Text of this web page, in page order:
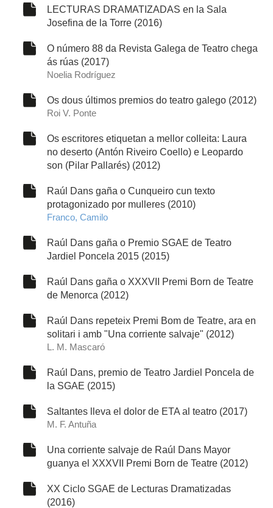
LECTURAS DRAMATIZADAS en la Sala
Josefina de la Torre (2016)
O número 88 da Revista Galega de Teatro chega
ás rúas (2017)
Noelia Rodríguez
Os dous últimos premios do teatro galego (2012)
Roi V. Ponte
Os escritores etiquetan a mellor colleita: Laura
no deserto (Antón Riveiro Coello) e Leopardo
son (Pilar Pallarés) (2012)
Raúl Dans gaña o Cunqueiro cun texto
protagonizado por mulleres (2010)
Franco, Camilo
Raúl Dans gaña o Premio SGAE de Teatro
Jardiel Poncela 2015 (2015)
Raúl Dans gaña o XXXVII Premi Born de Teatre
de Menorca (2012)
Raúl Dans repeteix Premi Bom de Teatre, ara en
solitari i amb "Una corriente salvaje" (2012)
L. M. Mascaró
Raúl Dans, premio de Teatro Jardiel Poncela de
la SGAE (2015)
Saltantes lleva el dolor de ETA al teatro (2017)
M. F. Antuña
Una corriente salvaje de Raúl Dans Mayor
guanya el XXXVII Premi Born de Teatre (2012)
XX Ciclo SGAE de Lecturas Dramatizadas
(2016)